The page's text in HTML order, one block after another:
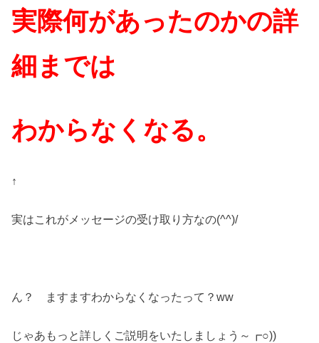
実際何があったのかの詳
細までは
わからなくなる。
↑
実はこれがメッセージの受け取り方なの(^^)/
ん？ ますますわからなくなったって？ww
じゃあもっと詳しくご説明をいたしましょう～┏○))